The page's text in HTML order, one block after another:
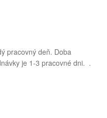
pracovný deň. Doba
je 1-3 pracovné dni. .